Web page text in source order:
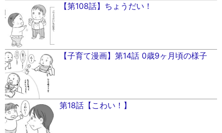
【第108話】ちょうだい！
【子育て漫画】第14話 0歳9ヶ月頃の様子
第18話【こわい！】